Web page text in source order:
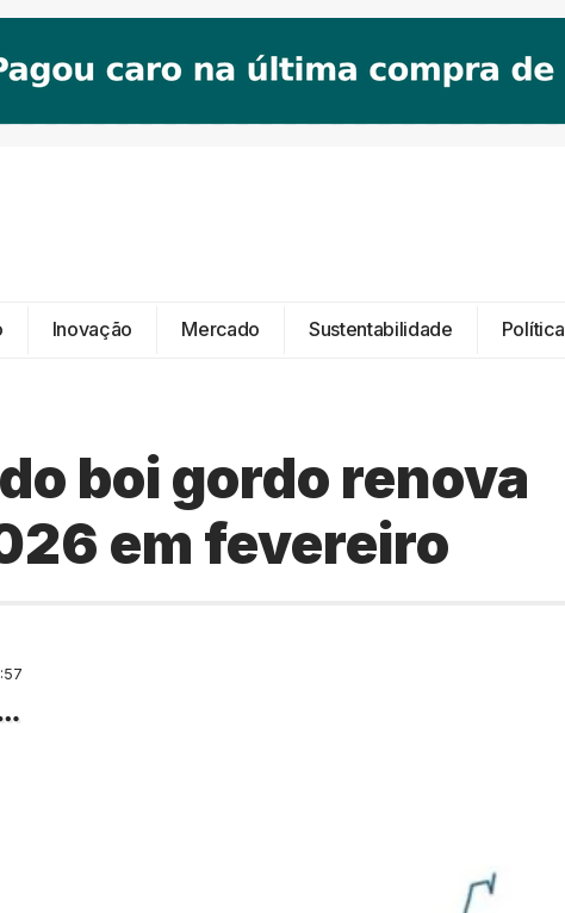
Inovação Mercado Sustentabilidade Política
boi gordo renova
em fevereiro